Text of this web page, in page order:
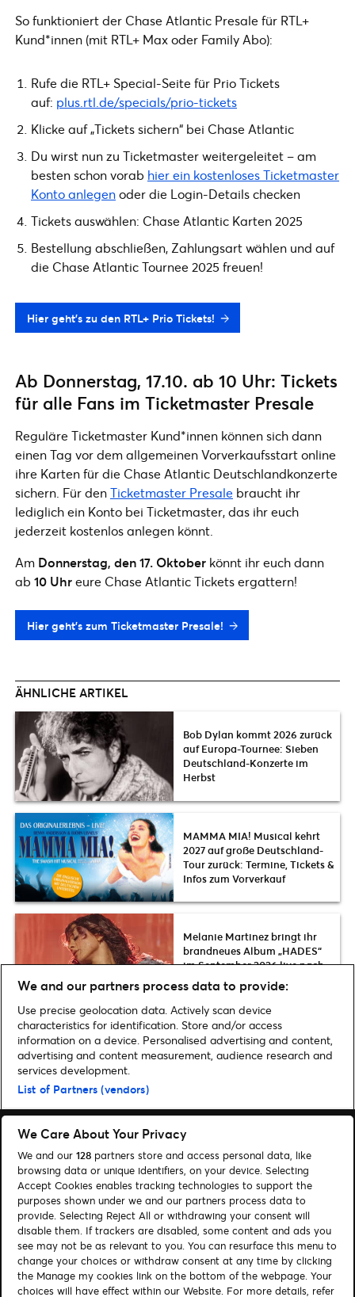
So funktioniert der Chase Atlantic Presale für RTL+
Kund*innen (mit RTL+ Max oder Family Abo):
Rufe die RTL+ Special-Seite für Prio Tickets
auf: plus.rtl.de/specials/prio-tickets
Klicke auf „Tickets sichern“ bei Chase Atlantic
Du wirst nun zu Ticketmaster weitergeleitet – am
besten schon vorab hier ein kostenloses Ticketmaster
Konto anlegenoder die Login-Details checken
Tickets auswählen: Chase Atlantic Karten 2025
Bestellung abschließen, Zahlungsart wählen und auf
die Chase Atlantic Tournee 2025 freuen!
Hier geht’s zu den RTL+ Prio Tickets!
Ab Donnerstag, 17.10. ab 10 Uhr: Tickets
für alle Fans im Ticketmaster Presale
Reguläre Ticketmaster Kund*innen können sich dann
einen Tag vor dem allgemeinen Vorverkaufsstart online
ihre Karten für die Chase Atlantic Deutschlandkonzerte
sichern. Für denTicketmaster Presale braucht ihr
lediglich ein Konto bei Ticketmaster, das ihr euch
jederzeit kostenlos anlegen könnt.
Am Donnerstag, den 17. Oktober könnt ihr euch dann
ab 10 Uhreure Chase Atlantic Tickets ergattern!
Hier geht’s zum Ticketmaster Presale!
ÄHNLICHE ARTIKEL
Bob Dylan kommt 2026 zurück
auf Europa-Tournee: Sieben
Deutschland-Konzerte im
Herbst
MAMMA MIA! Musical kehrt
2027 auf große Deutschland-
Tour zurück: Termine, Tickets &
Infos zum Vorverkauf
Melanie Martinez bringt ihr
brandneues Album „HADES“
im September 2026 live nach
Frankfurt und Hamburg
Musik
Chase Atlantic kommen mit ihrem neuen Album im April
2025 live nach Deutschland | Alle Presale-Infos
Suchen
Cookie-Einwilligungstool
Autor*innen
Kontakt
Impressum
Tickets
We and our partners process data to provide:
Use precise geolocation data. Actively scan device
characteristics for identification. Store and/or access
information on a device. Personalised advertising and content,
advertising and content measurement, audience research and
services development.
List of Partners (vendors)
We Care About Your Privacy
We and our 128 partners store and access personal data, like
browsing data or unique identifiers, on your device. Selecting
Accept Cookies enables tracking technologies to support the
purposes shown under we and our partners process data to
provide. Selecting Reject All or withdrawing your consent will
disable them. If trackers are disabled, some content and ads you
see may not be as relevant to you. You can resurface this menu to
change your choices or withdraw consent at any time by clicking
the Manage my cookies link on the bottom of the webpage. Your
choices will have effect within our Website. For more details, refer